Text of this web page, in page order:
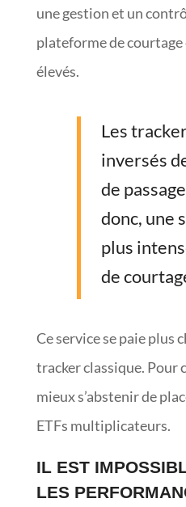
une gestion et un
plateforme de courtage
élevés.
Les
inversés
de
donc, une
plus
de
Ce service se paie plus
tracker classique. Pour
mieux s’abstenir de
ETFs multiplicateurs.
IL EST
LES